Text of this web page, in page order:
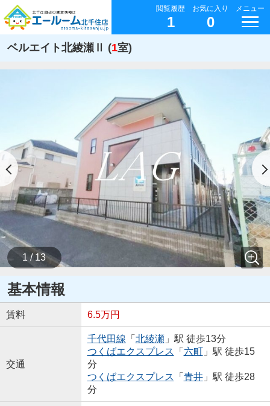
閲覧履歴
1
お気に入り
0
メニュー
ベルエイト北綾瀬Ⅱ (1室)
1 / 13
基本情報
賃料 6.5万円
交通
千代田線 「 北綾瀬」駅 徒歩13分
つくばエクスプレス 「 六町」駅 徒歩15
分
つくばエクスプレス 「 青井」駅 徒歩28
分